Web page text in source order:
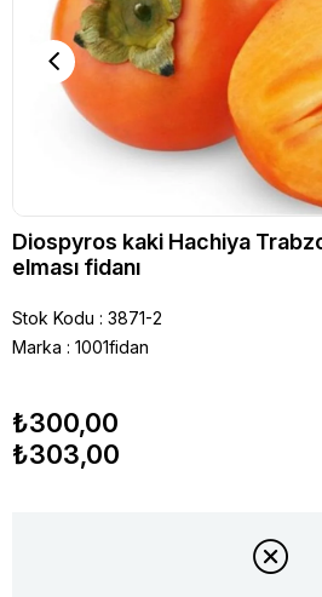
Diospyros kaki Hachiya
elması fidanı
Stok Kodu
3871-2
Marka : 1001fidan
₺300,00
₺303,00